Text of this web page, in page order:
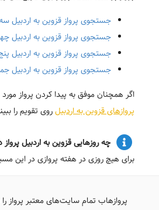
جستجوی پرواز قزوین به اردبیل سه‌شنبه
جستجوی پرواز قزوین به اردبیل چهارشنبه
جستجوی پرواز قزوین به اردبیل پنج‌شنبه
جستجوی پرواز قزوین به اردبیل جمعه ۲۳
اگر همچنان موفق به پیدا کردن پرواز
پروازهای قزوین به اردبیلروی تقویم را
چه روزهایی قزوین به اردبیل پرواز
برای هیچ روزی در هفته پروازی در این
پروازهاب تمام سایت‌های معتبر پرواز را